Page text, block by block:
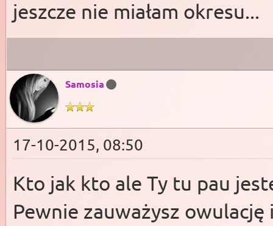
jeszcze nie miałam okresu...
Samosia
17-10-2015, 08:50
Kto jak kto ale Ty tu pau
Pewnie zauważysz owulację